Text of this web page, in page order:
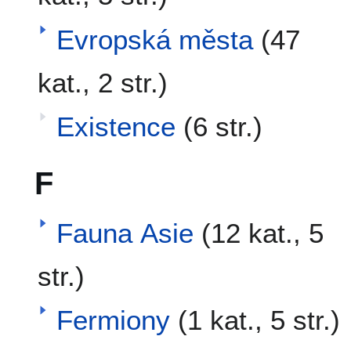
Evropská města (47
kat., 2 str.)
Existence (6 str.)
F
Fauna Asie (12 kat., 5
str.)
Fermiony (1 kat., 5 str.)